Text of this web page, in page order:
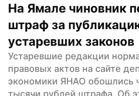
На Ямале чиновник
штраф за
устаревших законов
Устаревшие редакции
правовых актов на сайте
экономики ЯНАО обошлись
тысячи рублей штрафа. Об